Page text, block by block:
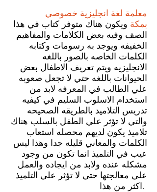
معلمة لغة انجليزية خصوصي
بمكة ويكون هناك متوفر كتاب في هذا
الصف وفيه بعض الكلامات والمفاهيم
الخفيفه ويوجد به رسومات وكتابه
الكلمات الخاصه بالصور باللغه
الانجليزيه ويتم تعريف الاطفال بعض
الحيوانات باللغه حتي لا تجعل صعوبه
علي الطالب في المعرفه لابد من
استخدام الاسلوب السليم في كيفيه
تدريس التلاميد بالطريقه الصحيحه
والتي لا تؤثر علي الطفل بالسلب هناك
تلاميذ يكون لديهم محصله استعاب
الكلمات والمعاني قليله جدا وهذا ليس
عيب في التلميذ انما تكون من وجود
مشكله عنده ولابد من ايجاده والعمل
علي معالجتها حتي لا تؤثر علي التلميذ
اكثر من هذا.